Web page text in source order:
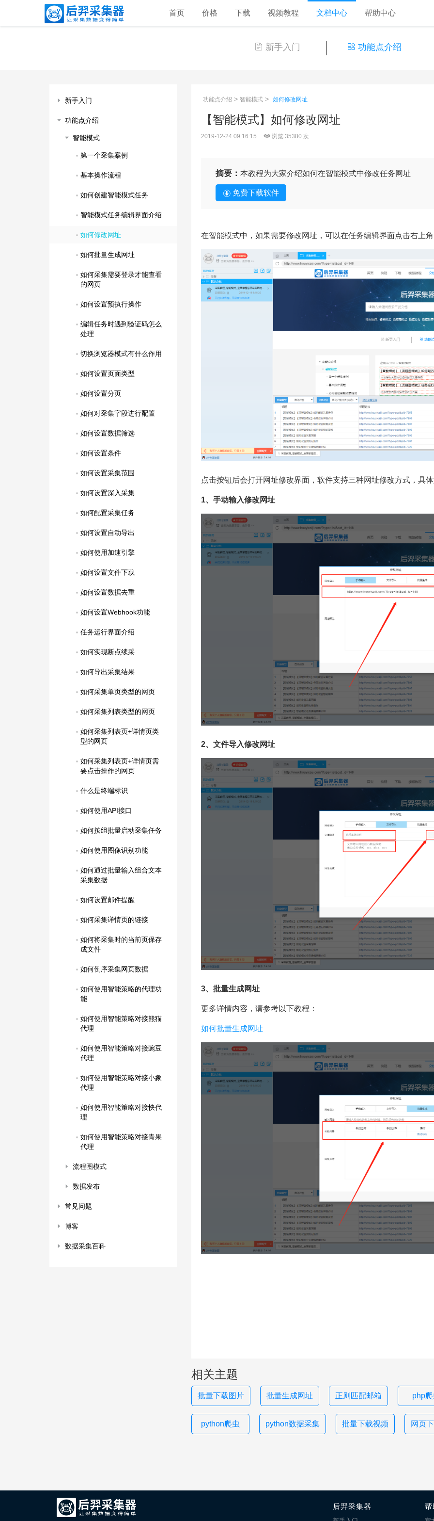
首页 价格 下载 视频教程 文档中心 帮助中心
新手入门 功能点介绍
新手入门
功能点介绍
智能模式
第一个采集案例
基本操作流程
如何创建智能模式任务
智能模式任务编辑界面介绍
如何修改网址
如何批量生成网址
如何采集需要登录才能查看
的网页
如何设置预执行操作
编辑任务时遇到验证码怎么
处理
切换浏览器模式有什么作用
如何设置页面类型
如何设置分页
如何对采集字段进行配置
如何设置数据筛选
如何设置条件
如何设置采集范围
如何设置深入采集
如何配置采集任务
如何设置自动导出
如何使用加速引擎
如何设置文件下载
如何设置数据去重
如何设置Webhook功能
任务运行界面介绍
如何实现断点续采
如何导出采集结果
如何采集单页类型的网页
如何采集列表类型的网页
如何采集列表页+详情页类
型的网页
如何采集列表页+详情页需
要点击操作的网页
什么是终端标识
如何使用API接口
如何按组批量启动采集任务
如何使用图像识别功能
如何通过批量输入组合文本
采集数据
如何设置邮件提醒
如何采集详情页的链接
如何将采集时的当前页保存
成文件
如何倒序采集网页数据
如何使用智能策略的代理功
能
如何使用智能策略对接熊猫
代理
如何使用智能策略对接豌豆
代理
如何使用智能策略对接小象
代理
如何使用智能策略对接快代
理
如何使用智能策略对接青果
代理
流程图模式
数据发布
常见问题
博客
数据采集百科
功能点介绍 > 智能模式 > 如何修改网址
【智能模式】如何修改网址
2019-12-24 09:16:15 浏览 35380 次
摘要： 本教程为大家介绍如何在智能模式中修改任务网址
免费下载软件
在智能模式中，如果需要修改网址，可以在任务编辑界面点击右上
点击按钮后会打开网址修改界面，软件支持三种网址修改方式，具
1、手动输入修改网址
2、文件导入修改网址
3、批量生成网址
更多详情内容，请参考以下教程：
如何批量生成网址
相关主题
批量下载图片 批量生成网址 正则匹配邮箱 php
python爬虫 python数据采集 批量下载视频 网页
后羿采集器 帮